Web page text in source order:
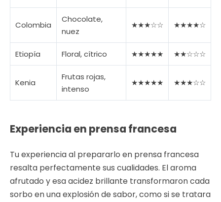
Colombia
Chocolate,
nuez
★★★☆☆ ★★★★☆
Etiopía Floral, cítrico ★★★★★ ★★☆☆☆
Kenia
Frutas rojas,
intenso
★★★★★ ★★★☆☆
Experiencia en prensa francesa
Tu experiencia al prepararlo en prensa francesa
resalta perfectamente sus cualidades. El aroma
afrutado y esa acidez brillante transformaron cada
sorbo en una explosión de sabor, como si se tratara